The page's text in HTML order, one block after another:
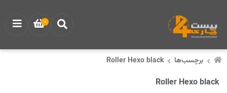
برچسب‌ها Roller Hexo black
Roller Hexo black
0